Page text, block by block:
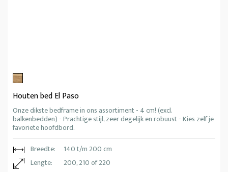
Houten bed El Paso
Onze dikste bedframe in ons assortiment - 4 cm! (excl.
balkenbedden) - Prachtige stijl, zeer degelijk en robuust - Kies zelf je
favoriete hoofdbord.
Breedte:
140 t/m 200 cm
Lengte:
200, 210 of 220